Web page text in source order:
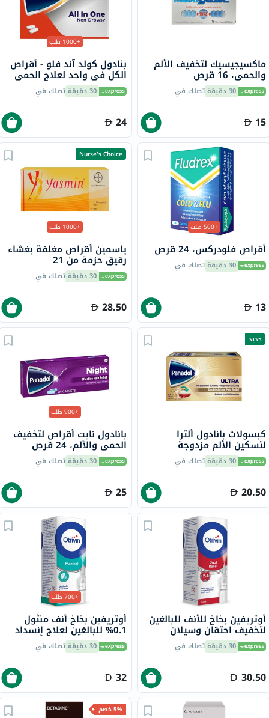
ماكسيجيسيك لتخفيف الألم
والحمى، 16 قرص
30 دقيقة تصلك في
15
+1000 طلب
بنادول كولد آند فلو - أقراص
الكل في واحد لعلاج الحمى
والبرد والإنفلونزا حزمة من 24
30 دقيقة تصلك في
24
+500 طلب
أقراص فلودركس، 24 قرص
30 دقيقة تصلك في
13
Nurse's Choice
+1000 طلب
ياسمين أقراص مغلفة بغشاء
رقيق حزمة من 21
30 دقيقة تصلك في
28.50
جديد
كبسولات بانادول ألترا
لتسكين الألم مزدوجة
المفعول - 20 كبسولة
30 دقيقة تصلك في
20.50
+900 طلب
بانادول نايت أقراص لتخفيف
الحمى والألم، 24 قرص
30 دقيقة تصلك في
25
أوتريفين بخاخ للأنف للبالغين
لتخفيف احتقان وسيلان
الأنف، 10 مل30 دقيقة تصلك في
30.50
+700 طلب
أوتريفين بخاخ أنف منثول
0.1% للبالغين لعلاج إنسداد
الأنف 10 مل 30 دقيقة تصلك في
32
5% خصم